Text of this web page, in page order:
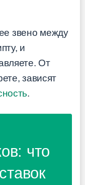
звено между
и
От
зависят
.
что